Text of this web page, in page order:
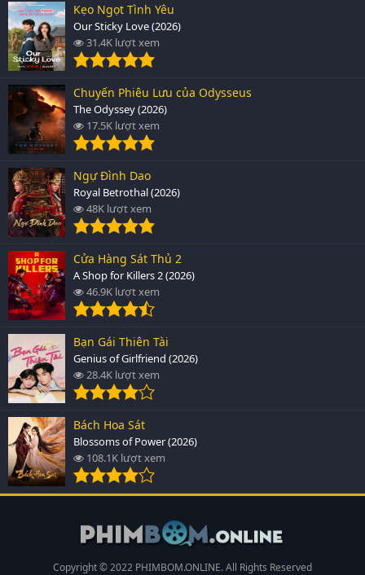
Kẹo Ngọt Tình Yêu
Our Sticky Love (2026)
31.4K lượt xem
Chuyến Phiêu Lưu của Odysseus
The Odyssey (2026)
17.5K lượt xem
Ngự Đình Dao
Royal Betrothal (2026)
48K lượt xem
Cửa Hàng Sát Thủ 2
A Shop for Killers 2 (2026)
46.9K lượt xem
Bạn Gái Thiên Tài
Genius of Girlfriend (2026)
28.4K lượt xem
Bách Hoa Sát
Blossoms of Power (2026)
108.1K lượt xem
Copyright © 2022 PHIMBOM.ONLINE. All Rights Reserved